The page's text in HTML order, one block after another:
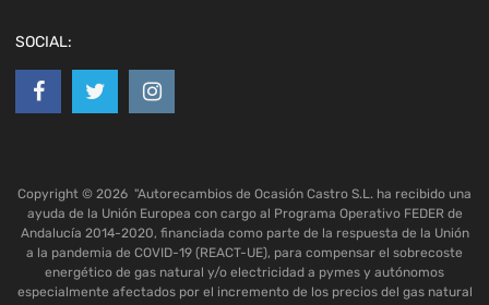
SOCIAL:
Copyright © 2026 "Autorecambios de Ocasión Castro S.L. ha recibido una
ayuda de la Unión Europea con cargo al Programa Operativo FEDER de
Andalucía 2014-2020, financiada como parte de la respuesta de la Unión
a la pandemia de COVID-19 (REACT-UE), para compensar el sobrecoste
energético de gas natural y/o electricidad a pymes y autónomos
especialmente afectados por el incremento de los precios del gas natural